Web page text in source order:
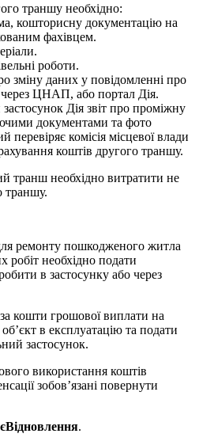
траншу необхідно:
кошторисну документацію на
фахівцем.
роботи.
зміну даних у повідомленні про
через ЦНАП, або портал Дія.
Дія звіт про проміжну
документами та фото
перевіряє комісія місцевої влади
коштів другого траншу.
транш необхідно витратити не
траншу.
ремонту пошкодженого житла
робіт необхідно подати
в застосунку або через
кошти грошової виплати на
в експлуатацію та подати
застосунок.
використання коштів
зобов’язані повернути
.